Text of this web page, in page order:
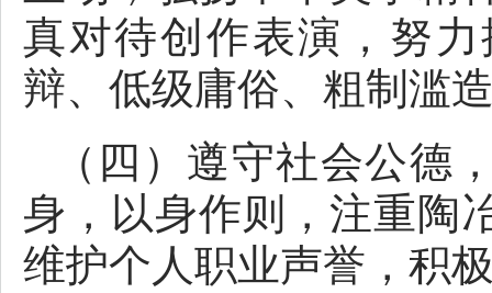
真对待创作表演，努
辩、低级庸俗、粗制滥
（四）遵守社会公德
身，以身作则，注重陶
维护个人职业声誉，积